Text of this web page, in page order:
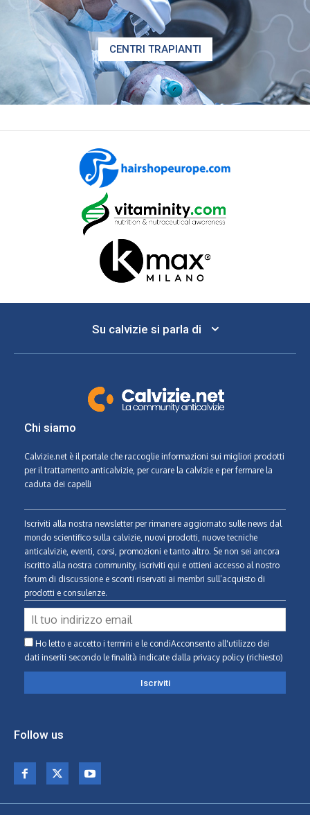
CENTRI TRAPIANTI
Su calvizie si parla di
Chi siamo
Calvizie.net è il portale che raccoglie informazioni sui migliori prodotti
per il trattamento anticalvizie, per curare la calvizie e per fermare la
caduta dei capelli
Iscriviti alla nostra newsletter per rimanere aggiornato sulle news dal
mondo scientifico sulla calvizie, nuovi prodotti, nuove tecniche
anticalvizie, eventi, corsi, promozioni e tanto altro. Se non sei ancora
iscritto alla nostra community, iscriviti qui e ottieni accesso al nostro
forum di discussione e sconti riservati ai membri sull’acquisto di
prodotti e consulenze.
Ho letto e accetto i termini e le condiAcconsento all'utilizzo dei
dati inseriti secondo le finalità indicate dalla privacy policy (richiesto)
Follow us